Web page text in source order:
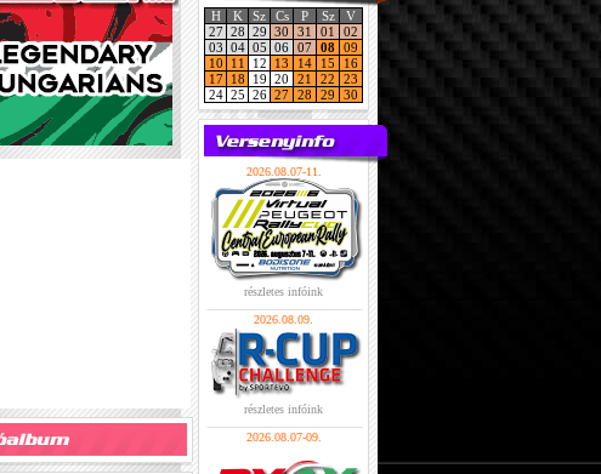
H K Sz Cs P Sz
V
27 28 29 30 31 01
02
03 04 05 06 07 08 09
10
11 12 13 14 15
16
17
18 19 20 21 22
23
24 25 26 27 28 29 30
2026.08.07-11.
részletes infóink
2026.08.09.
részletes infóink
2026.08.07-09.